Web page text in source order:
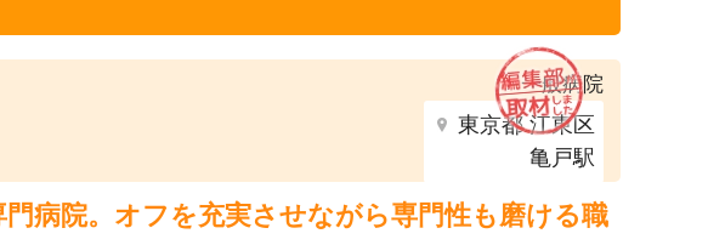
一般病院
東京都 江東区
亀戸駅
病院。オフを充実させながら専門性も磨ける職